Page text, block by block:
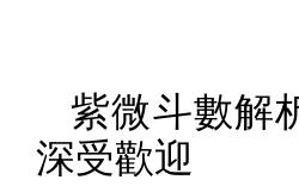
紫微斗數解
深受歡迎